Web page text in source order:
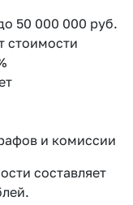
50 000 000 руб.
стоимости
и комиссии
составляет